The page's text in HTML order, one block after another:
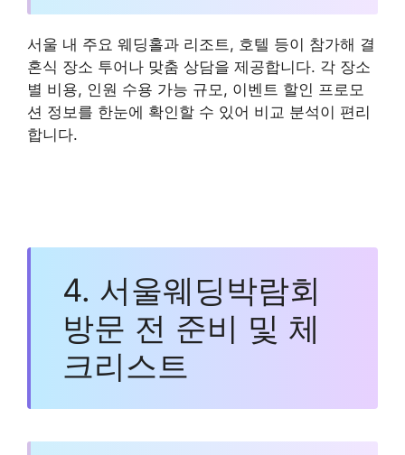
서울 내 주요 웨딩홀과 리조트, 호텔 등이 참가해 결
혼식 장소 투어나 맞춤 상담을 제공합니다. 각 장소
별 비용, 인원 수용 가능 규모, 이벤트 할인 프로모
션 정보를 한눈에 확인할 수 있어 비교 분석이 편리
합니다.
4. 서울웨딩박람회
방문 전 준비 및 체
크리스트